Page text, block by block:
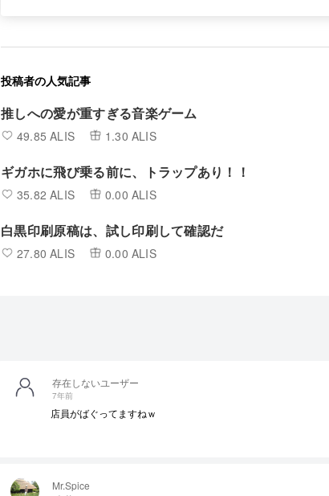
投稿者の人気記事
推しへの愛が重すぎる音楽ゲーム
49.85 ALIS 1.30 ALIS
ギガホに飛び乗る前に、トラップあり！！
35.82 ALIS 0.00 ALIS
白黒印刷原稿は、試し印刷して確認だ
27.80 ALIS 0.00 ALIS
Mr.Spice
存在しないユーザー
7年前
店員がばぐってますねｗ